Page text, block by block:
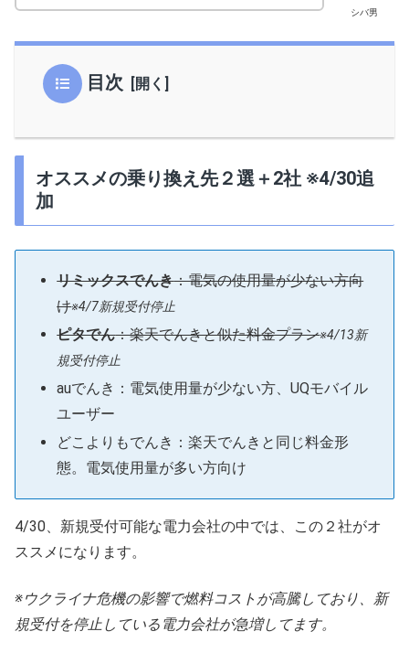
シバ男
目次
オススメの乗り換え先２選＋2社 ※4/30追
加
リミックスでんき：電気の使用量が少ない方向
け※4/7新規受付停止
ピタでん：楽天でんきと似た料金プラン※4/13新
規受付停止
auでんき： 電気使用量が少ない方、UQモバイル
ユーザー
どこよりもでんき：楽天でんきと同じ料金形
態。電気使用量が多い方向け
4/30、新規受付可能な電力会社の中では、この２社がオ
ススメになります。
※ウクライナ危機の影響で燃料コストが高騰しており、新
規受付を停止している電力会社が急増してます。